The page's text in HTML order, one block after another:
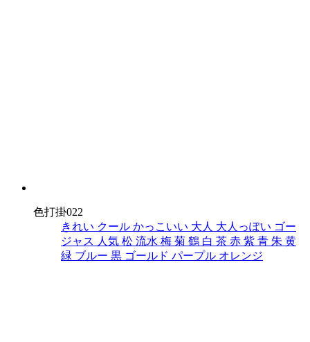
色打掛022
きれい クール かっこいい 大人 大人っぽい ゴー
ジャス 人気 松 流水 梅 菊 鶴 白 茶 赤 紫 青 朱 黄
緑 ブルー 黒 ゴールド パープル オレンジ